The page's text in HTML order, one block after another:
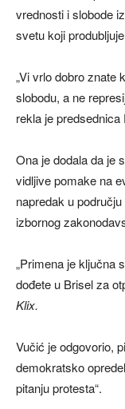
vrednosti i slobode
svetu koji
„Vi vrlo dobro
slobodu, a ne
rekla je
Ona je dodala da je
vidljive pomake na
napredak u
izbornog
„Primena je ključna
dođete u Brisel za
Klix.
Vučić je odgovorio,
demokratsko
pitanju protesta“.